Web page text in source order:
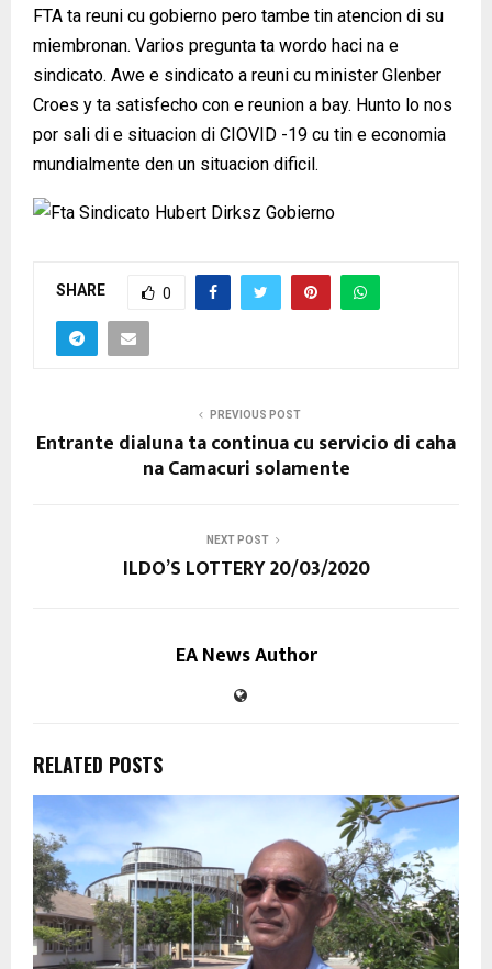
FTA ta reuni cu gobierno pero tambe tin atencion di su
miembronan. Varios pregunta ta wordo haci na e
sindicato. Awe e sindicato a reuni cu minister Glenber
Croes y ta satisfecho con e reunion a bay. Hunto lo nos
por sali di e situacion di CIOVID -19 cu tin e economia
mundialmente den un situacion dificil.
SHARE 0
PREVIOUS POST
Entrante dialuna ta continua cu servicio di caha
na Camacuri solamente
NEXT POST
ILDO’S LOTTERY 20/03/2020
EA News Author
RELATED POSTS